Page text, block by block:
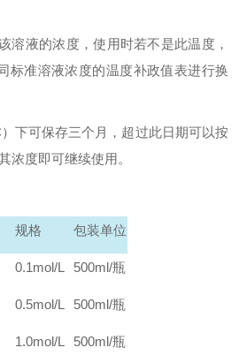
溶液的浓度，使用时若不是此温度，
标准溶液浓度的温度补政值表进行换
下可保存三个月，超过此日期可以按
浓度即可继续使用。
规格 包装单位
0.1mol/L 500ml/瓶
0.5mol/L 500ml/瓶
1.0mol/L 500ml/瓶